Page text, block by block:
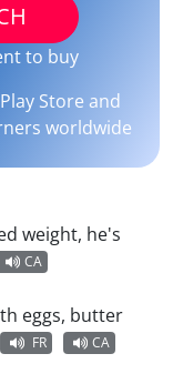
to buy
Store and
worldwide
weight, he's
CA
eggs, butter
FR CA